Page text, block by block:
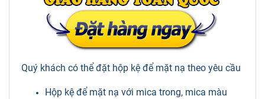
Quý khách có thể đặt hộp kệ để mặt nạ theo yêu cầu
Hộp kệ để mặt nạ với mica trong, mica màu